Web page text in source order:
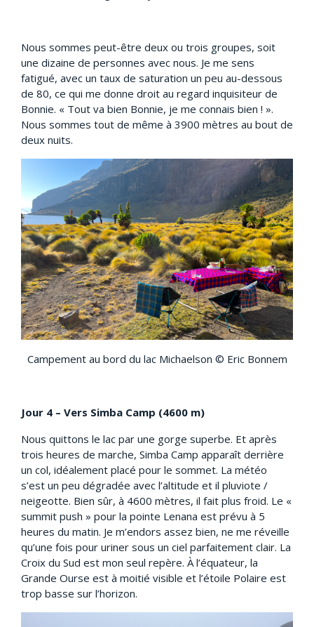
Nous sommes peut-être deux ou trois groupes, soit
une dizaine de personnes avec nous. Je me sens
fatigué, avec un taux de saturation un peu au-dessous
de 80, ce qui me donne droit au regard inquisiteur de
Bonnie. « Tout va bien Bonnie, je me connais bien ! ».
Nous sommes tout de même à 3900 mètres au bout de
deux nuits.
Campement au bord du lac Michaelson © Eric Bonnem
Jour 4 – Vers Simba Camp (4600 m)
Nous quittons le lac par une gorge superbe. Et après
trois heures de marche, Simba Camp apparaît derrière
un col, idéalement placé pour le sommet. La météo
s’est un peu dégradée avec l’altitude et il pluviote /
neigeotte. Bien sûr, à 4600 mètres, il fait plus froid. Le «
summit push » pour la pointe Lenana est prévu à 5
heures du matin. Je m’endors assez bien, ne me réveille
qu’une fois pour uriner sous un ciel parfaitement clair. La
Croix du Sud est mon seul repère. À l’équateur, la
Grande Ourse est à moitié visible et l’étoile Polaire est
trop basse sur l’horizon.